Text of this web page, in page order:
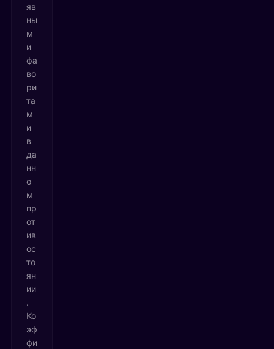
яв
ны
м
и
фа
во
ри
та
м
и
в
да
нн
о
м
пр
от
ив
ос
то
ян
ии
.
Ко
эф
фи